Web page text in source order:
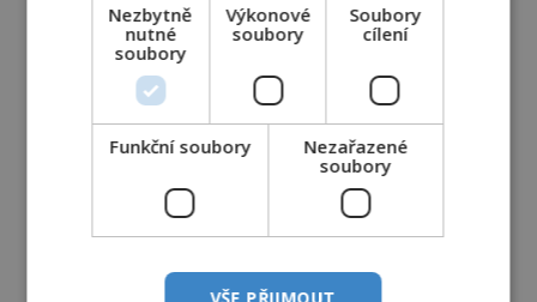
Nezbytně
nutné
soubory
Výkonové
soubory
Soubory
cílení
Funkční soubory
Nezařazené
soubory